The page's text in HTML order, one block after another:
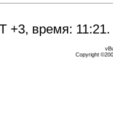
+3, время: 11:21.
Copyright